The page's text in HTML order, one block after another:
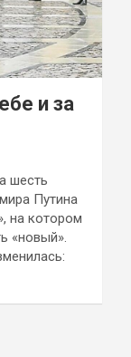
и за
шесть
Путина
на котором
«новый».